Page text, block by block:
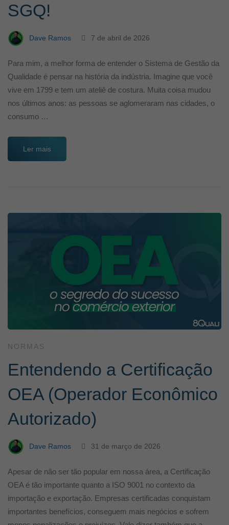
SGQ!
Dave Ramos 7 de abril de 2026
Para mim, a melhor forma de entender o Sistema de Gestão da
Qualidade é pensar na história da indústria. Imagine que você
vive em 1799 e tem um ateliê de costura. Muita coisa mudou
nos últimos anos: as pessoas se aglomeraram nas cidades, o
consumo …
Ler mais
NORMAS
Entendendo a Certificação
OEA (Operador Econômico
Autorizado)
Dave Ramos 31 de março de 2026
Apesar de não ser tão popular em nossa área, a Certificação
OEA é tão importante quanto a ISO 9001 no contexto da
importação e exportação. Empresas certificadas conquistam
importantes benefícios, conseguem mais negócios e sofrem